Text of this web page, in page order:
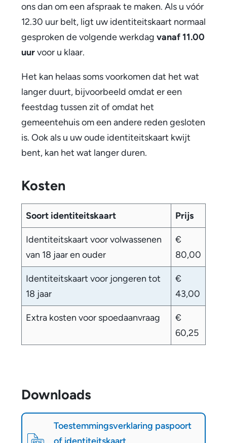
e
r
n
x
t
e
ons dan om een afspraak te maken. Als u vóór
12.30 uur belt, ligt uw identiteitskaart normaal
gesproken de volgende werkdag vanaf 11.00
uurvoor u klaar.
Het kan helaas soms voorkomen dat het wat
langer duurt, bijvoorbeeld omdat er een
feestdag tussen zit of omdat het
gemeentehuis om een andere reden gesloten
is. Ook als u uw oude identiteitskaart kwijt
bent, kan het wat langer duren.
Kosten
Soort identiteitskaart Prijs
Identiteitskaart voor volwassenen
van 18 jaar en ouder
€
80,00
Identiteitskaart voor jongeren tot
18 jaar
€
43,00
Extra kosten voor spoedaanvraag
€
60,25
Downloads
D
Toestemmingsverklaring paspoort